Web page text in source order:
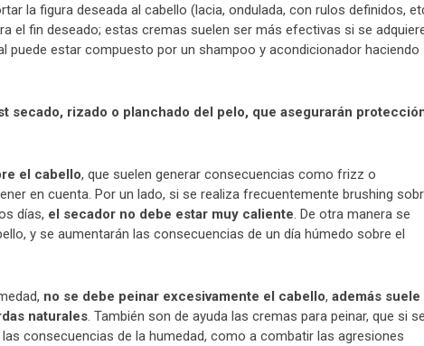
la figura deseada al cabello (lacia, ondulada, con rulos definidos,
el fin deseado; estas cremas suelen ser más efectivas si se
puede estar compuesto por un shampoo y acondicionador haciendo
secado, rizado o planchado del pelo, que asegurarán
el cabello, que suelen generar consecuencias como frizz o
en cuenta. Por un lado, si se realiza frecuentemente brushing
días, el secador no debe estar muy caliente. De otra manera se
y se aumentarán las consecuencias de un día húmedo sobre el
no se debe peinar excesivamente el cabello, además suele
naturales. También son de ayuda las cremas para peinar, que si se
consecuencias de la humedad, como a combatir las agresiones